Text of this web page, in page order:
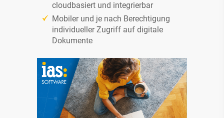
*Ich habe die
Datenschutzbestimmunggelesen und
akzeptiert.
cloudbasiert und integrierbar
Mobiler und je nach Berechtigung
individueller Zugriff auf digitale
Dokumente